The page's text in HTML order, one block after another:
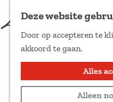
Deze website
Door op accepteren te
akkoord te gaan.
Alles
Alleen